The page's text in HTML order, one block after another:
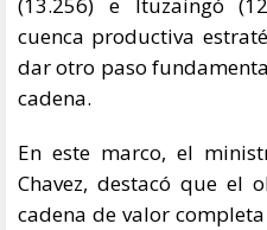
(13.256) e Ituzaingó
cuenca productiva
dar otro paso
cadena.
En este marco, el
Chavez, destacó que el
cadena de valor